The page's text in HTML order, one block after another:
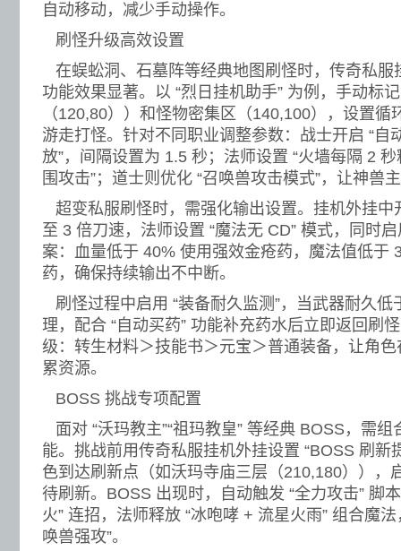
自动移动，减少手动操作。
刷怪升级高效设置
在蜈蚣洞、石墓阵等经典地图刷怪时，传奇私服
功能效果显著。以 “烈日挂机助手” 为例，手动标
（120,80））和怪物密集区（140,100），设置
游走打怪。针对不同职业调整参数：战士开启 “自
放”，间隔设置为 1.5 秒；法师设置 “火墙每隔 2 秒
围攻击”；道士则优化 “召唤兽攻击模式”，让神兽
超变私服刷怪时，需强化输出设置。挂机外挂中
至 3 倍刀速，法师设置 “魔法无 CD” 模式，同时
案：血量低于 40% 使用强效金疮药，魔法值低于
药，确保持续输出不中断。
刷怪过程中启用 “装备耐久监测”，当武器耐久低
理，配合 “自动买药” 功能补充药水后立即返回刷
级：转生材料＞技能书＞元宝＞普通装备，让角
累资源。
BOSS 挑战专项配置
面对 “沃玛教主”“祖玛教皇” 等经典 BOSS，需
能。挑战前用传奇私服挂机外挂设置 “BOSS 刷新
色到达刷新点（如沃玛寺庙三层（210,180）），
待刷新。BOSS 出现时，自动触发 “全力攻击” 脚
火” 连招，法师释放 “冰咆哮 + 流星火雨” 组合魔
唤兽强攻”。